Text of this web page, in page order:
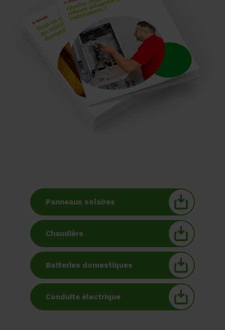
Panneaux solaires
Chaudière
Batteries domestiques
Conduite électrique